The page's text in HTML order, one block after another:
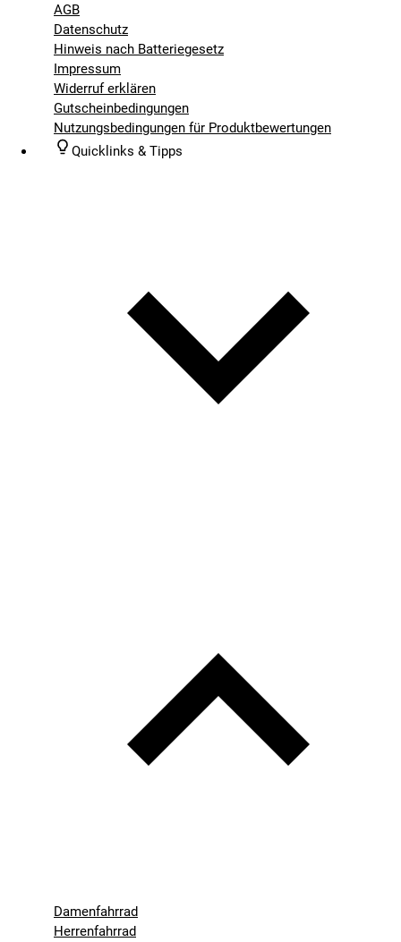
AGB
Datenschutz
Hinweis nach Batteriegesetz
Impressum
Widerruf erklären
Gutscheinbedingungen
Nutzungsbedingungen für Produktbewertungen
Quicklinks & Tipps
Damenfahrrad
Herrenfahrrad